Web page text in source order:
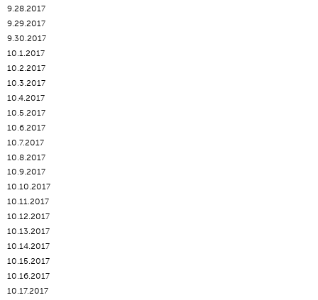
9.28.2017
9.29.2017
9.30.2017
10.1.2017
10.2.2017
10.3.2017
10.4.2017
10.5.2017
10.6.2017
10.7.2017
10.8.2017
10.9.2017
10.10.2017
10.11.2017
10.12.2017
10.13.2017
10.14.2017
10.15.2017
10.16.2017
10.17.2017